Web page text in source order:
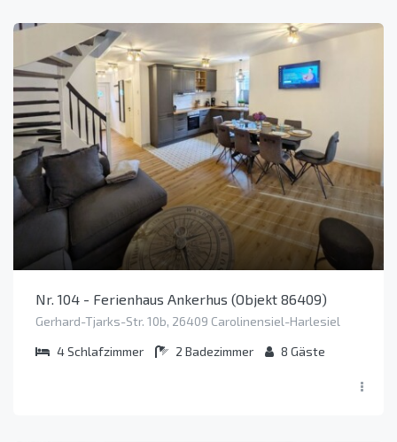
Nr. 104 - Ferienhaus Ankerhus (Objekt 86409)
Gerhard-Tjarks-Str. 10b, 26409 Carolinensiel-Harlesiel
4Schlafzimmer 2 Badezimmer 8 Gäste